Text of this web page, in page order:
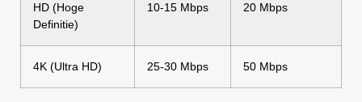
HD (Hoge
Definitie)
10-15 Mbps 20 Mbps
4K (Ultra HD) 25-30 Mbps 50 Mbps